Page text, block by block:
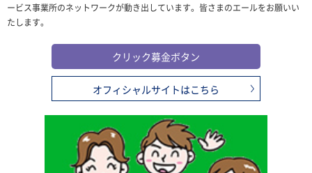
ービス事業所のネットワークが動き出しています。皆さまのエールをお願いい
たします。
クリック募金ボタン
オフィシャルサイトはこちら